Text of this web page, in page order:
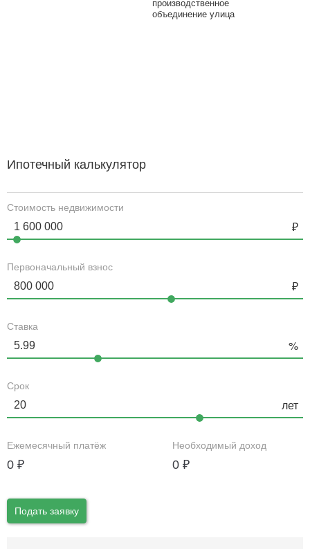
производственное
объединение улица
Ипотечный калькулятор
Стоимость недвижимости
Первоначальный взнос
Ставка
Срок
Ежемесячный платёж
0 ₽
Необходимый доход
0 ₽
Подать заявку